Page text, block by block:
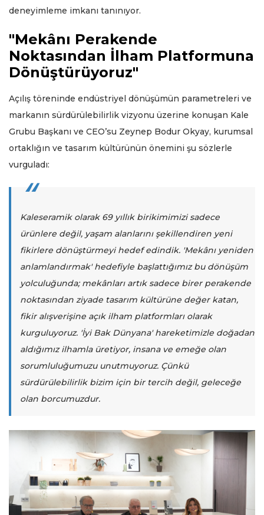
deneyimleme imkanı tanınıyor.
"Mekânı Perakende
Noktasından İlham Platformuna
Dönüştürüyoruz"
Açılış töreninde endüstriyel dönüşümün parametreleri ve
markanın sürdürülebilirlik vizyonu üzerine konuşan Kale
Grubu Başkanı ve CEO’su Zeynep Bodur Okyay, kurumsal
ortaklığın ve tasarım kültürünün önemini şu sözlerle
vurguladı:
Kaleseramik olarak 69 yıllık birikimimizi sadece
ürünlere değil, yaşam alanlarını şekillendiren yeni
fikirlere dönüştürmeyi hedef edindik. 'Mekânı yeniden
anlamlandırmak' hedefiyle başlattığımız bu dönüşüm
yolculuğunda; mekânları artık sadece birer perakende
noktasından ziyade tasarım kültürüne değer katan,
fikir alışverişine açık ilham platformları olarak
kurguluyoruz. 'İyi Bak Dünyana' hareketimizle doğadan
aldığımız ilhamla üretiyor, insana ve emeğe olan
sorumluluğumuzu unutmuyoruz. Çünkü
sürdürülebilirlik bizim için bir tercih değil, geleceğe
olan borcumuzdur.